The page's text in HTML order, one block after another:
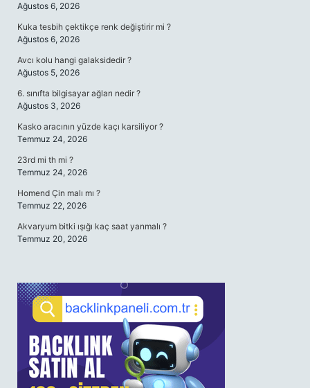
Ağustos 6, 2026
Kuka tesbih çektikçe renk değiştirir mi ?
Ağustos 6, 2026
Avcı kolu hangi galaksidedir ?
Ağustos 5, 2026
6. sınıfta bilgisayar ağları nedir ?
Ağustos 3, 2026
Kasko aracının yüzde kaçı karsiliyor ?
Temmuz 24, 2026
23rd mi th mi ?
Temmuz 24, 2026
Homend Çin malı mı ?
Temmuz 22, 2026
Akvaryum bitki ışığı kaç saat yanmalı ?
Temmuz 20, 2026